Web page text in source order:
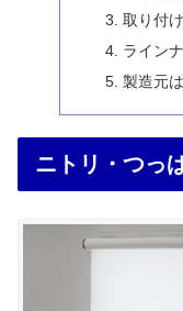
取り付
ライン
製造元
ニトリ・つっ